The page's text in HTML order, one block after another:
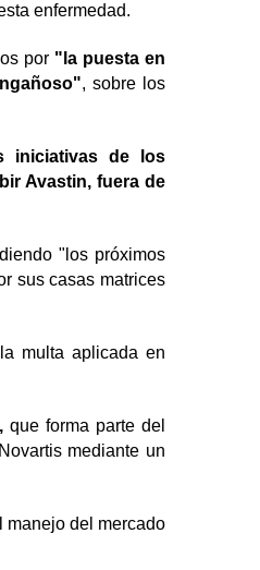
enfermedad.
por "la puesta en
, sobre los
iniciativas de los
Avastin, fuera de
"los próximos
sus casas matrices
multa aplicada en
que forma parte del
mediante un
manejo del mercado